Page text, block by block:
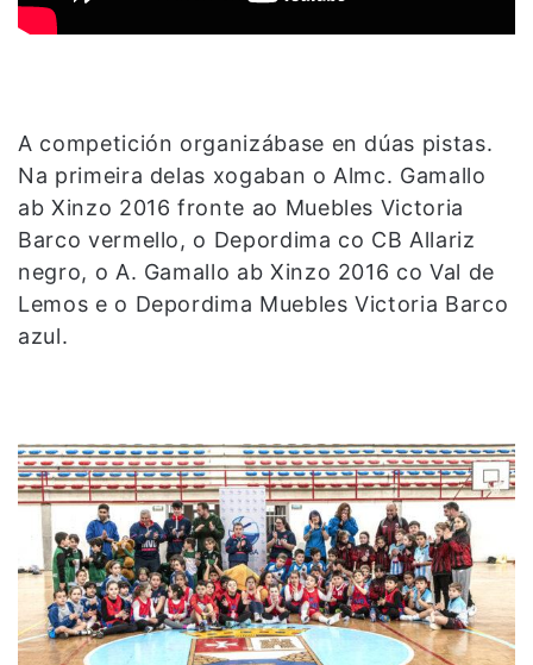
A competición organizábase en dúas pistas.
Na primeira delas xogaban o Almc. Gamallo
ab Xinzo 2016 fronte ao Muebles Victoria
Barco vermello, o Depordima co CB Allariz
negro, o A. Gamallo ab Xinzo 2016 co Val de
Lemos e o Depordima Muebles Victoria Barco
azul.